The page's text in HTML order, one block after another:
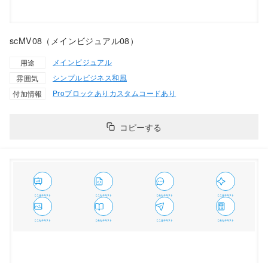
scMV08（メインビジュアル08）
用途
メインビジュアル
雰囲気
シンプルビジネス和風
付加情報
Proブロックあり カスタムコードあり
コピーする